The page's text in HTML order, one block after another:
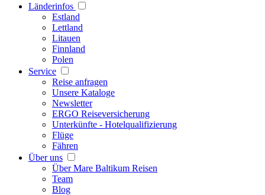
Länderinfos
Estland
Lettland
Litauen
Finnland
Polen
Service
Reise anfragen
Unsere Kataloge
Newsletter
ERGO Reiseversicherung
Unterkünfte - Hotelqualifizierung
Flüge
Fähren
Über uns
Über Mare Baltikum Reisen
Team
Blog